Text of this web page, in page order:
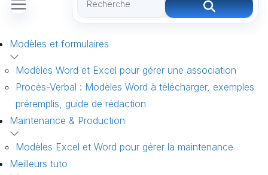
Modèles et formulaires
Modèles Word et Excel pour gérer une association
Procès-Verbal : Modèles Word à télécharger, exemples
préremplis, guide de rédaction
Maintenance & Production
Modèles Excel et Word pour gérer la maintenance
Meilleurs tuto